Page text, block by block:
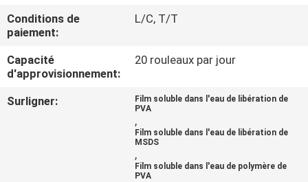
CONTRÔLE
DE
LA
QUALITÉ
Conditions de
paiement:
L/C, T/T
Capacité
d'approvisionnement:
20 rouleaux par jour
Surligner:
Film soluble dans l'eau de libération de
PVA
,
Film soluble dans l'eau de libération de
MSDS
,
Film soluble dans l'eau de polymère de
PVA